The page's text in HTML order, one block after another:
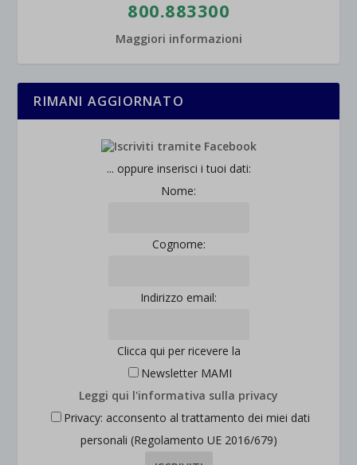
800.883300
Maggiori informazioni
RIMANI AGGIORNATO
... oppure inserisci i tuoi dati:
Nome:
Cognome:
Indirizzo email:
Clicca qui per ricevere la
Newsletter MAMI
Leggi qui l'informativa sulla privacy
Privacy: acconsento al trattamento dei miei dati
personali (Regolamento UE 2016/679)